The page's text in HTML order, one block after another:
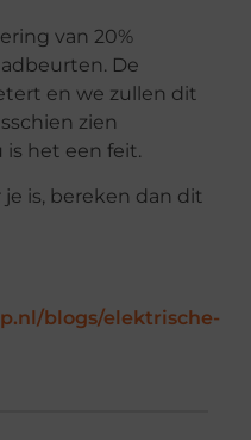
van 20%
De
en we zullen dit
zien
is het een feit.
is, bereken dan dit
blogs/elektrische-